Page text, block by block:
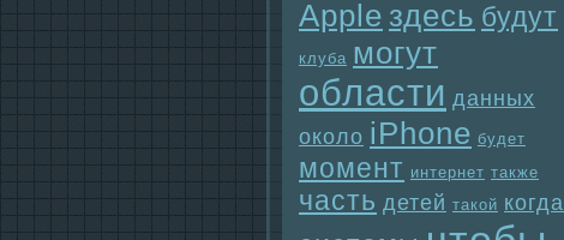
Apple здесь будут
клуба могут
области данных
около iPhone будет
момент интернет также
часть детей такой когда